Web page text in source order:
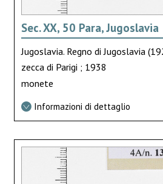
Sec. XX, 50 Para, Jugoslavia
Jugoslavia. Regno di Jugoslavia
zecca di Parigi ; 1938
monete
Informazioni di dettaglio